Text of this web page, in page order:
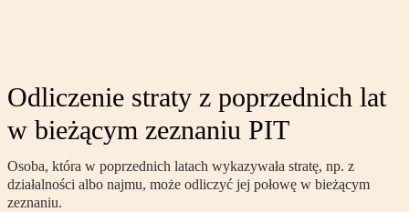
Odliczenie straty z poprzednich lat
w bieżącym zeznaniu PIT
Osoba, która w poprzednich latach wykazywała stratę, np. z
działalności albo najmu, może odliczyć jej połowę w bieżącym
zeznaniu.